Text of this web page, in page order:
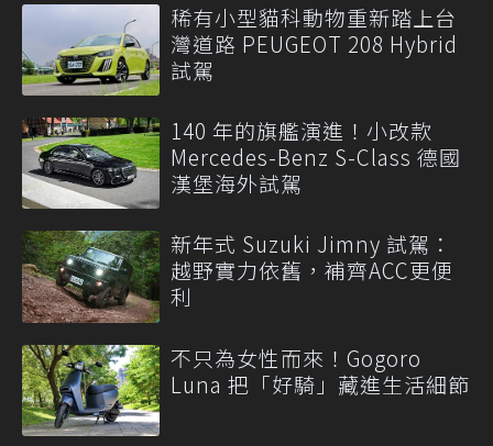
稀有小型貓科動物重新踏上台
灣道路 PEUGEOT 208 Hybrid
試駕
140 年的旗艦演進！小改款
Mercedes-Benz S-Class 德國
漢堡海外試駕
新年式 Suzuki Jimny 試駕：
越野實力依舊，補齊ACC更便
利
不只為女性而來！Gogoro
Luna 把「好騎」藏進生活細節